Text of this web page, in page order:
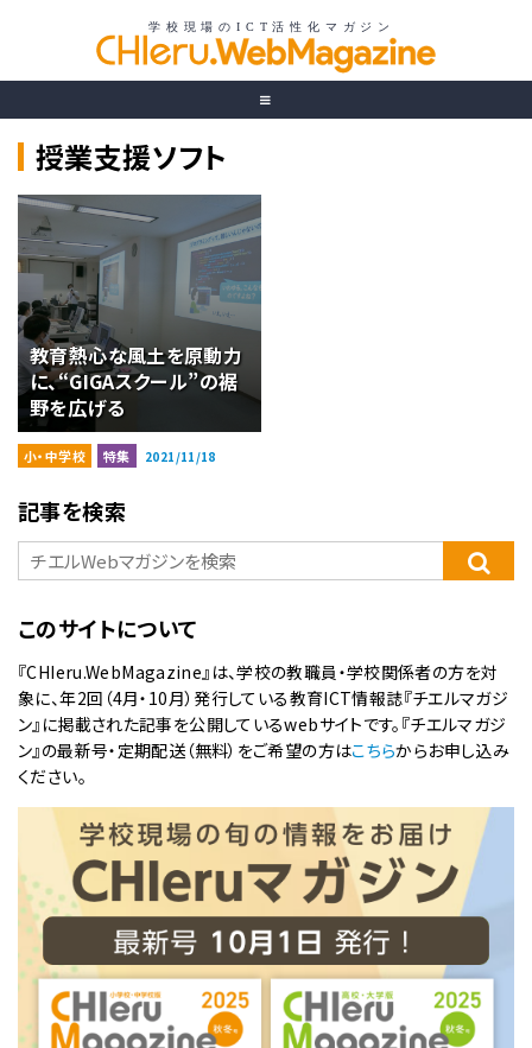
授業支援ソフト
教育熱心な風土を原動力
に、“GIGAスクール”の裾
野を広げる
小・中学校 特集 2021/11/18
記事を検索
このサイトについて
『CHIeru.WebMagazine』は、学校の教職員・学校関係者の方を対
象に、年2回（4月・10月）発行している教育ICT情報誌『チエルマガジ
ン』に掲載された記事を公開しているwebサイトです。『チエルマガジ
ン』の最新号・定期配送（無料）をご希望の方はこちらからお申し込み
ください。